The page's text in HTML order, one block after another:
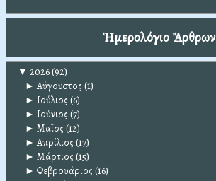
Ἡμερολόγιο Ἄρθρων
▼ 2026(92)
► Αύγουστος (1)
► Ιούλιος (6)
► Ιούνιος (7)
► Μαϊος (12)
► Απρίλιος (17)
► Μάρτιος (15)
► Φεβρουάριος (16)